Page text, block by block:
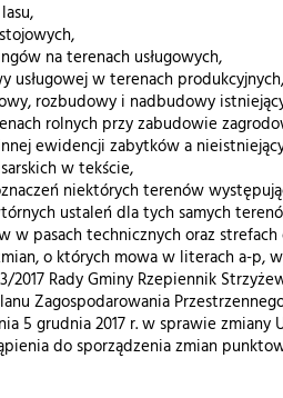
na terenach usługowych,
usługowej w terenach produkcyjnych,
rozbudowy i nadbudowy
rolnych przy zabudowie
ewidencji zabytków a
w tekście,
niektórych terenów
ustaleń dla tych samych
w pasach technicznych oraz
o których mowa w literach a-p,
2017 Rady Gminy Rzepiennik
Zagospodarowania
5 grudnia 2017 r. w sprawie
do sporządzenia zmian